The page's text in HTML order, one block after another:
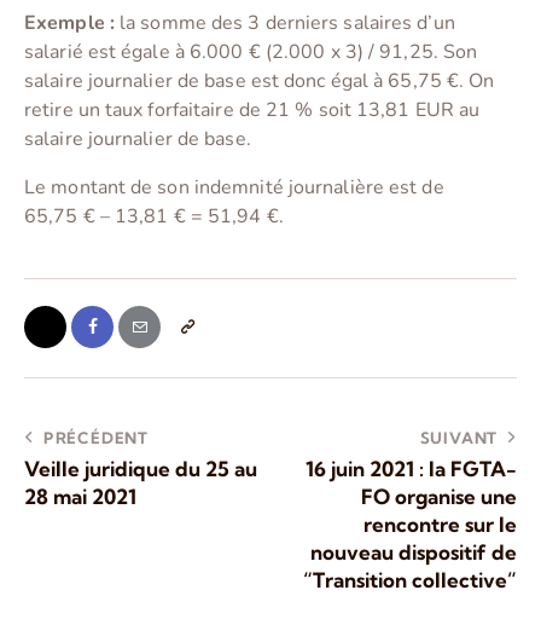
Exemple : la somme des 3 derniers salaires d’un
salarié est égale à 6.000 € (2.000 x 3) / 91,25. Son
salaire journalier de base est donc égal à 65,75 €. On
retire un taux forfaitaire de 21 % soit 13,81 EUR au
salaire journalier de base.
Le montant de son indemnité journalière est de
65,75 € – 13,81 € = 51,94 €.
PRÉCÉDENT
Veille juridique du 25 au
28 mai 2021
SUIVANT
16 juin 2021 : la FGTA-
FO organise une
rencontre sur le
nouveau dispositif de
“Transition collective”